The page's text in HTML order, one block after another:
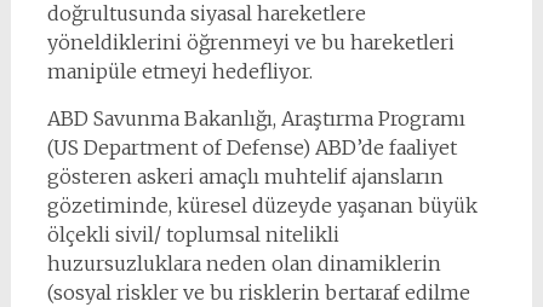
doğrultusunda siyasal hareketlere
yöneldiklerini öğrenmeyi ve bu hareketleri
manipüle etmeyi hedefliyor.
ABD Savunma Bakanlığı, Araştırma Programı
(US Department of Defense) ABD’de faaliyet
gösteren askeri amaçlı muhtelif ajansların
gözetiminde, küresel düzeyde yaşanan büyük
ölçekli sivil/ toplumsal nitelikli
huzursuzluklara neden olan dinamiklerin
(sosyal riskler ve bu risklerin bertaraf edilme